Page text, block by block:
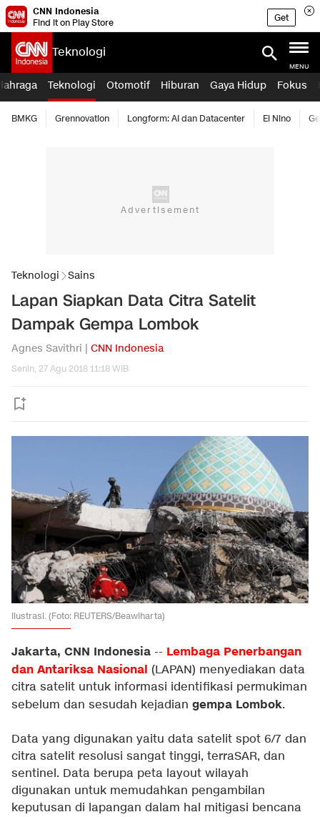
CNN Indonesia
Find it on Play Store
Get
Teknologi
MENU
Teknologi Otomotif Hiburan Gaya Hidup Fokus
BMKG Grennovation Longform: AI dan Datacenter El Nino
Teknologi Sains
Lapan Siapkan Data Citra Satelit
Dampak Gempa Lombok
Agnes Savithri | CNN Indonesia
Senin, 27 Agu 2018 11:18 WIB
Ilustrasi. (Foto: REUTERS/Beawiharta)
Jakarta, CNN Indonesia -- Lembaga Penerbangan
dan Antariksa Nasional (LAPAN) menyediakan data
citra satelit untuk informasi identifikasi permukiman
sebelum dan sesudah kejadian gempa Lombok.
Data yang digunakan yaitu data satelit spot 6/7 dan
citra satelit resolusi sangat tinggi, terraSAR, dan
sentinel. Data berupa peta layout wilayah
digunakan untuk memudahkan pengambilan
keputusan di lapangan dalam hal mitigasi bencana